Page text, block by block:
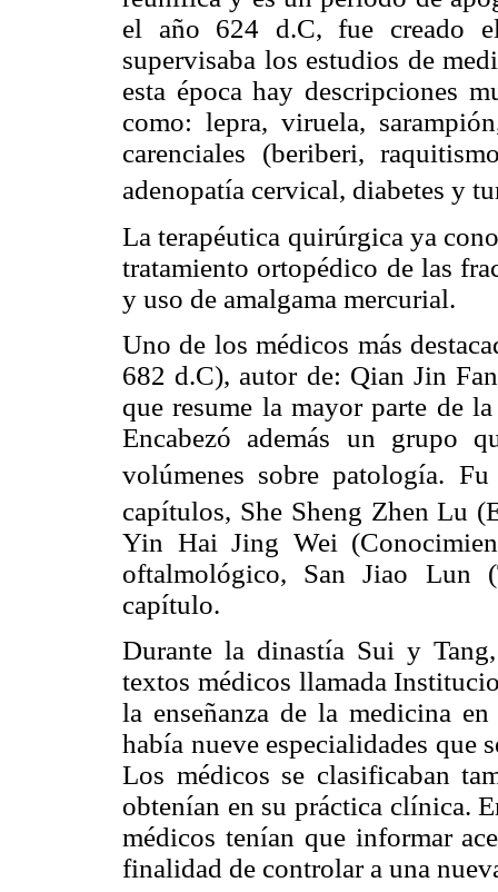
el año 624 d.C, fue creado
supervisaba los estudios de
esta época hay descripciones
como: lepra, viruela,
carenciales (beriberi,
adenopatía cervical, diabetes y
La terapéutica quirúrgica ya
tratamiento ortopédico de las
y uso de amalgama mercurial.
Uno de los médicos más
682 d.C), autor de: Qian Jin
que resume la mayor parte de
Encabezó además un grupo
volúmenes sobre patología.
capítulos, She Sheng Zhen Lu
Yin Hai Jing Wei
oftalmológico, San Jiao Lun
capítulo.
Durante la dinastía Sui y
textos médicos llamada
la enseñanza de la medicina
había nueve especialidades que
Los médicos se clasificaban
obtenían en su práctica clínica.
médicos tenían que informar
finalidad de controlar a una